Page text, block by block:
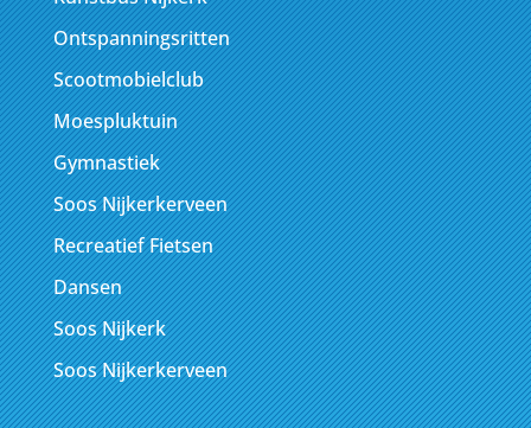
Ontspanningsritten
Scootmobielclub
Moespluktuin
Gymnastiek
Soos Nijkerkerveen
Recreatief Fietsen
Dansen
Soos Nijkerk
Soos Nijkerkerveen